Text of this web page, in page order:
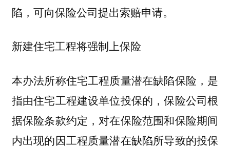
陷，可向保险公司提出索赔申请。
新建住宅工程将强制上保险
本办法所称住宅工程质量潜在缺陷保险，是
指由住宅工程建设单位投保的，保险公司根
据保险条款约定，对在保险范围和保险期间
内出现的因工程质量潜在缺陷所导致的投保